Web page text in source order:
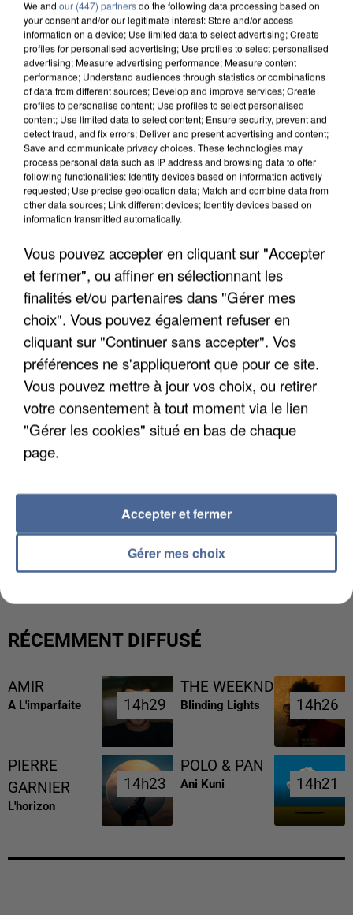
INTERPELLÉ EN ALGÉRIE
UNE TOURISTE DE L’OISE EMPORTÉE PAR UNE
COULÉE DE BOUE EN HAUTE-SAVOIE
RÉCEMMENT DIFFUSÉ
AMIR
A L'imparfaite 14h29
14h29
THE WEEKND
Blinding Lights 14h26
14h26
PIERRE
GARNIER
L'horizon
14h23
14h23
POLO & PAN
Ani Kuni 14h21
14h21
We and our (447) partnersdo the following data processing based on
your consent and/or our legitimate interest: Store and/or access
information on a device; Use limited data to select advertising; Create
profiles for personalised advertising; Use profiles to select personalised
advertising; Measure advertising performance; Measure content
performance; Understand audiences through statistics or combinations
of data from different sources; Develop and improve services; Create
profiles to personalise content; Use profiles to select personalised
content; Use limited data to select content; Ensure security, prevent and
detect fraud, and fix errors; Deliver and present advertising and content;
Save and communicate privacy choices. These technologies may
process personal data such as IP address and browsing data to offer
following functionalities: Identify devices based on information actively
requested; Use precise geolocation data; Match and combine data from
other data sources; Link different devices; Identify devices based on
information transmitted automatically.
Vous pouvez accepter en cliquant sur "Accepter
et fermer", ou affiner en sélectionnant les
finalités et/ou partenaires dans "Gérer mes
choix". Vous pouvez également refuser en
cliquant sur "Continuer sans accepter". Vos
préférences ne s'appliqueront que pour ce site.
Vous pouvez mettre à jour vos choix, ou retirer
votre consentement à tout moment via le lien
"Gérer les cookies" situé en bas de chaque
page.
Gérer mes choix
Accepter et fermer